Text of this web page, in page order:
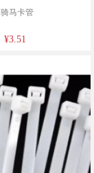
骑马卡管
¥3.51